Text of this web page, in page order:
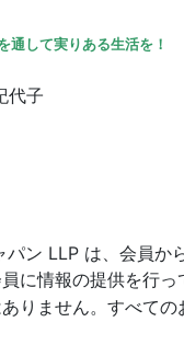
通して実りある生活を！
代子
ン LLP は、会員
に情報の提供を行っ
りません。すべての